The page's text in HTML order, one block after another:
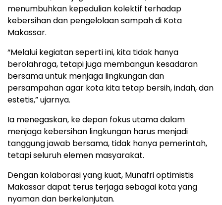
menumbuhkan kepedulian kolektif terhadap
kebersihan dan pengelolaan sampah di Kota
Makassar.
“Melalui kegiatan seperti ini, kita tidak hanya
berolahraga, tetapi juga membangun kesadaran
bersama untuk menjaga lingkungan dan
persampahan agar kota kita tetap bersih, indah, dan
estetis,” ujarnya.
Ia menegaskan, ke depan fokus utama dalam
menjaga kebersihan lingkungan harus menjadi
tanggung jawab bersama, tidak hanya pemerintah,
tetapi seluruh elemen masyarakat.
Dengan kolaborasi yang kuat, Munafri optimistis
Makassar dapat terus terjaga sebagai kota yang
nyaman dan berkelanjutan.